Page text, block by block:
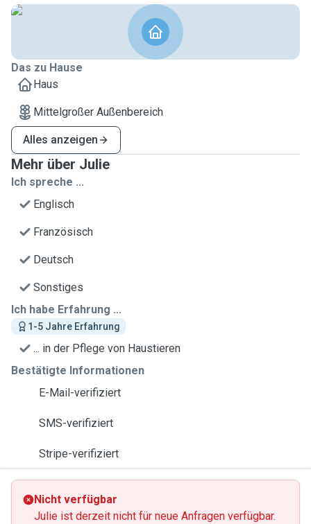
Das zu Hause
Haus
Mittelgroßer Außenbereich
Alles anzeigen
Mehr über Julie
Ich spreche ...
Englisch
Französisch
Deutsch
Sonstiges
Ich habe Erfahrung ...
1-5 Jahre Erfahrung
... in der Pflege von Haustieren
Bestätigte Informationen
E-Mail-verifiziert
SMS-verifiziert
Stripe-verifiziert
Nicht verfügbar
Julie ist derzeit nicht für neue Anfragen verfügbar.